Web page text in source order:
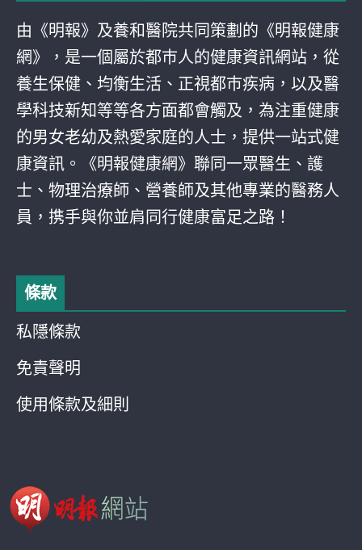
由《明報》及養和醫院共同策劃的《明報健康
網》，是一個屬於都巿人的健康資訊網站，從
養生保健、均衡生活、正視都巿疾病，以及醫
學科技新知等等各方面都會觸及，為注重健康
的男女老幼及熱愛家庭的人士，提供一站式健
康資訊。《明報健康網》聯同一眾醫生、護
士、物理治療師、營養師及其他專業的醫務人
員，携手與你並肩同行健康富足之路！
條款
私隱條款
免責聲明
使用條款及細則